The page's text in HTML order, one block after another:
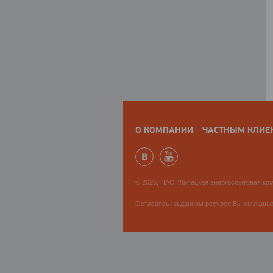
О КОМПАНИИ ЧАСТНЫМ
© 2026, ПАО "Липецкая энергосбытовая
Оставаясь на данном ресурсе Вы